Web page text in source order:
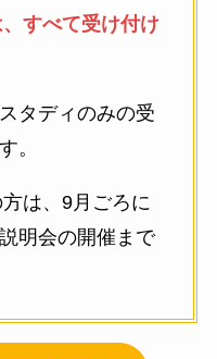
すべて受け付け
タディのみの受
。
は、9月ごろに
明会の開催まで